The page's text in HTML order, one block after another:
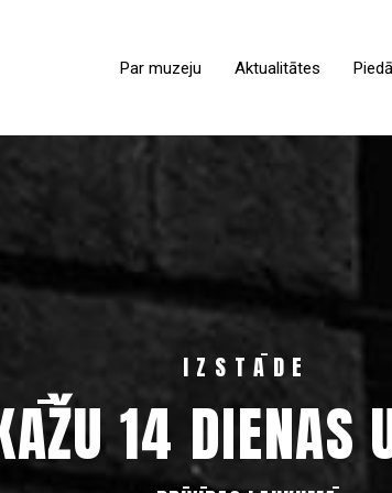
Par muzeju Aktualitātes
IZSTĀDE
14 DIENAS